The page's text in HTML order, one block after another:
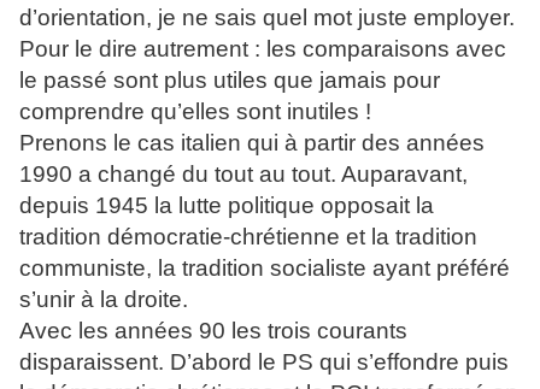
d’orientation, je ne sais quel mot juste employer.
Pour le dire autrement : les comparaisons avec
le passé sont plus utiles que jamais pour
comprendre qu’elles sont inutiles !
Prenons le cas italien qui à partir des années
1990 a changé du tout au tout. Auparavant,
depuis 1945 la lutte politique opposait la
tradition démocratie-chrétienne et la tradition
communiste, la tradition socialiste ayant préféré
s’unir à la droite.
Avec les années 90 les trois courants
disparaissent. D’abord le PS qui s’effondre puis